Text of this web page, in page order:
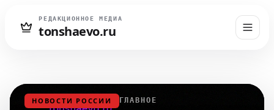
РЕДАКЦИОННОЕ МЕДИА
tonshaevo.ru
НОВОСТИ РОССИИ ГЛАВНОЕ